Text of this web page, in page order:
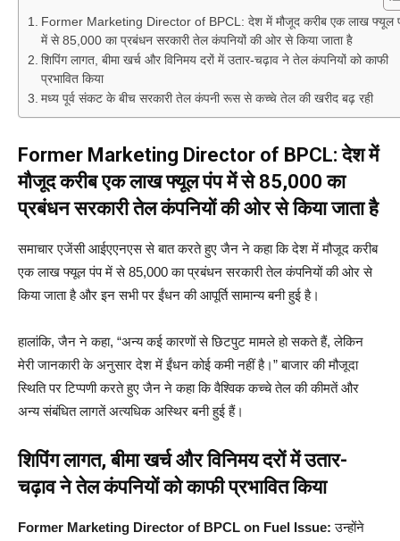
Former Marketing Director of BPCL: देश में मौजूद करीब एक लाख फ्यूल
में से 85,000 का प्रबंधन सरकारी तेल कंपनियों की ओर से किया जाता है
शिपिंग लागत, बीमा खर्च और विनिमय दरों में उतार-चढ़ाव ने तेल कंपनियों को काफी
प्रभावित किया
मध्य पूर्व संकट के बीच सरकारी तेल कंपनी रूस से कच्चे तेल की खरीद बढ़ रही
Former Marketing Director of BPCL: देश में
मौजूद करीब एक लाख फ्यूल पंप में से 85,000 का
प्रबंधन सरकारी तेल कंपनियों की ओर से किया जाता है
समाचार एजेंसी आईएएनएस से बात करते हुए जैन ने कहा कि देश में मौजूद करीब
एक लाख फ्यूल पंप में से 85,000 का प्रबंधन सरकारी तेल कंपनियों की ओर से
किया जाता है और इन सभी पर ईंधन की आपूर्ति सामान्य बनी हुई है।
हालांकि, जैन ने कहा, “अन्य कई कारणों से छिटपुट मामले हो सकते हैं, लेकिन
मेरी जानकारी के अनुसार देश में ईंधन कोई कमी नहीं है।” बाजार की मौजूदा
स्थिति पर टिप्पणी करते हुए जैन ने कहा कि वैश्विक कच्चे तेल की कीमतें और
अन्य संबंधित लागतें अत्यधिक अस्थिर बनी हुई हैं।
शिपिंग लागत, बीमा खर्च और विनिमय दरों में उतार-
चढ़ाव ने तेल कंपनियों को काफी प्रभावित किया
Former Marketing Director of BPCL on Fuel Issue:उन्होंने